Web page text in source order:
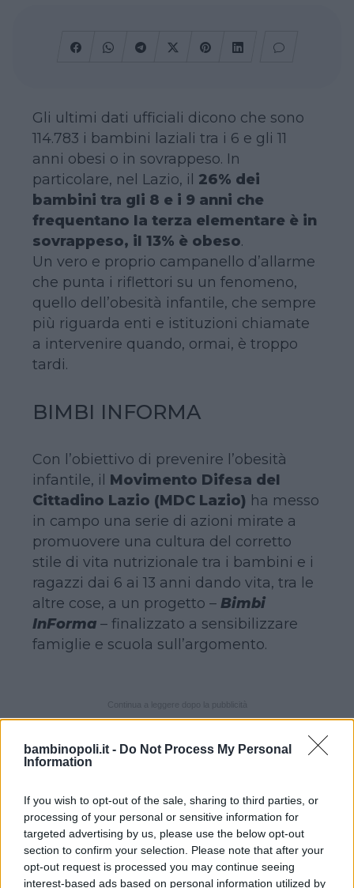
bambinopoli.it - Do Not Process My Personal
Information
If you wish to opt-out of the sale, sharing to third parties, or
processing of your personal or sensitive information for
targeted advertising by us, please use the below opt-out
section to confirm your selection. Please note that after your
opt-out request is processed you may continue seeing
interest-based ads based on personal information utilized by
Gli ultimi dati ufficiali dicono che sono
114.783 i bambini laziali tra i 6 e gli 11
anni obesi o in sovrappeso. In
particolare, nel Lazio, il 26% dei
bambini tra gli 8 e i 9 anni che
frequentano la terza elementare è in
sovrappeso, il 13% è obeso.
Un vero e proprio campanello d’allarme
che punta i riflettori su un fenomeno,
quello dell’obesità infantile, che sempre
più riguarda enti e istituzioni chiamate
a intervenire quando, ormai, è troppo
tardi.
BIMBI INFORMA
Con l’obiettivo di prevenire l’obesità
infantile, il Movimento Difesa del
Cittadino Lazio (MDC Lazio) ha messo
in campo una serie di azioni mirate a
promuovere una cultura del corretto
stile di vita nutrizionale tra i bambini e i
ragazzi dai 6 ai 13 anni dando vita, tra le
altre cose, a un progetto – Bimbi
InForma– finalizzato a sensibilizzare
famiglie e scuola sull’argomento.
Livia Zollo, presidente del Movimento
Difesa del Cittadino Lazio–è
aumentato a tal punto che manca il
tempo, la giusta informazione, ma
anche le strutture per offrire ai piccoli